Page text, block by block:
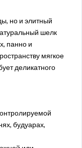
но и элитный
шелк
панно и
мягкое
деликатного
будуарах,